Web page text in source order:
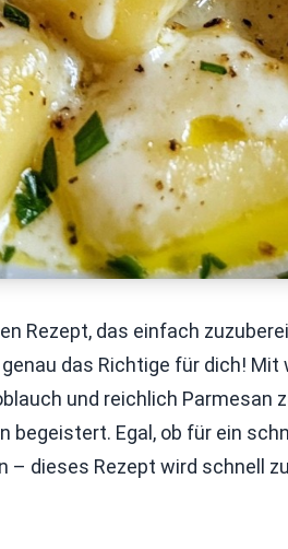
Rezept, das einfach
das Richtige für dich!
und reichlich Parmesan
begeistert. Egal, ob für ein
– dieses Rezept wird schnell